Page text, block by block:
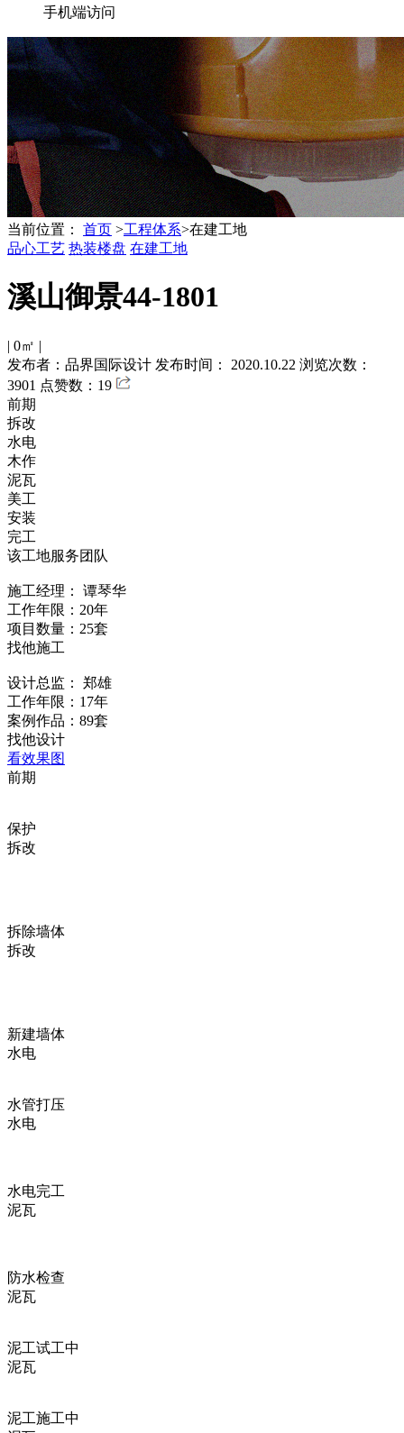
手机端访问
当前位置： 首页 >工程体系>在建工地
品心工艺 热装楼盘 在建工地
溪山御景44-1801
| 0㎡ |
发布者：品界国际设计 发布时间： 2020.10.22 浏览次数：
3901 点赞数：19
前期
拆改
水电
木作
泥瓦
美工
安装
完工
该工地服务团队
施工经理： 谭琴华
工作年限：20年
项目数量：25套
找他施工
设计总监： 郑雄
工作年限：17年
案例作品：89套
找他设计
看效果图
前期
保护
拆改
拆除墙体
拆改
新建墙体
水电
水管打压
水电
水电完工
泥瓦
防水检查
泥瓦
泥工试工中
泥瓦
泥工施工中